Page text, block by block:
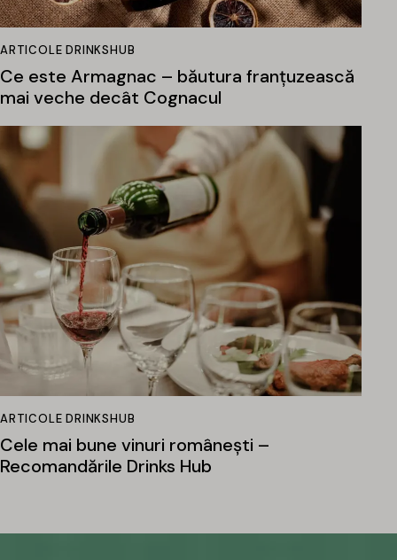
ARTICOLE DRINKSHUB
Ce este Armagnac – băutura franțuzească
mai veche decât Cognacul
ARTICOLE DRINKSHUB
Cele mai bune vinuri românești –
Recomandările Drinks Hub